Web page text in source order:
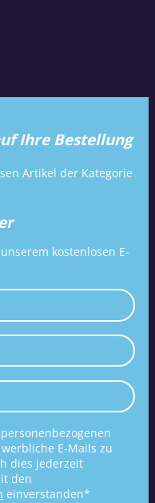
Ihre Bestellung
Artikel der Kategorie
kostenlosen E-
E-Mails zu
dies jederzeit
den
einverstanden*